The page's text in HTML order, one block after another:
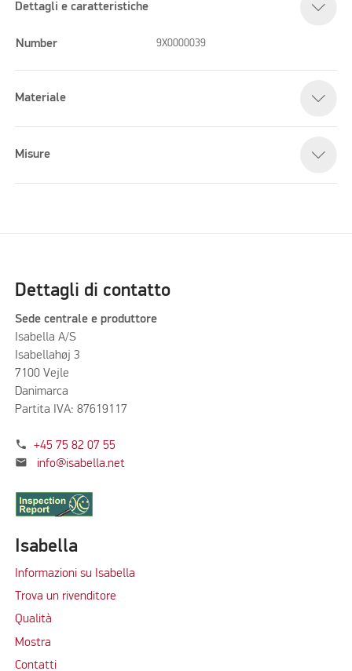
Dettagli e caratteristiche
Number 9X0000039
Materiale
Misure
Dettagli di contatto
Sede centrale e produttore
Isabella A/S
Isabellahøj 3
7100 Vejle
Danimarca
Partita IVA: 87619117
phone +45 75 82 07 55
mail info@isabella.net
Isabella
Informazioni su Isabella
Trova un rivenditore
Qualità
Mostra
Contatti